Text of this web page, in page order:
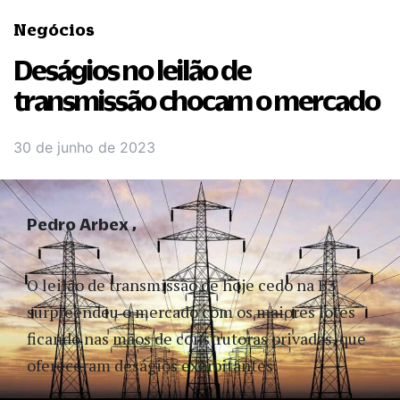
Negócios
Deságios no leilão de
transmissão chocam o mercado
30 de junho de 2023
O leilão de transmissão de hoje cedo na B3
surpreendeu o mercado com os maiores lotes
ficando nas mãos de construtoras privadas, que
ofereceram deságios exorbitantes.
Pedro Arbex